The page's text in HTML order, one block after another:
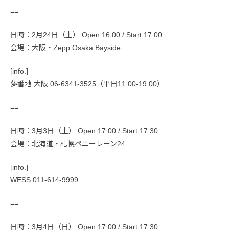
==
日時：2月24日（土） Open 16:00 / Start 17:00
会場：大阪・Zepp Osaka Bayside
[info.]
夢番地 大阪 06-6341-3525（平日11:00-19:00）
==
日時：3月3日（土） Open 17:00 / Start 17:30
会場：北海道・札幌ペニーレーン24
[info.]
WESS 011-614-9999
==
日時：3月4日（日） Open 17:00 / Start 17:30